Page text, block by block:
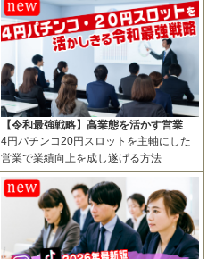
【令和最強戦略】高業態を活かす営業
4円パチンコ20円スロットを主軸にした
営業で業績向上を成し遂げる方法